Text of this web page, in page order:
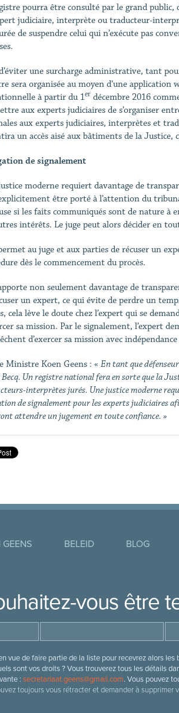
pourra être consulté par le grand
judiciaire, interprète ou traducteur-
de suspendre celui qui n’exécute pas
une surcharge administrative, tant
sera organisée au moyen d’une
à partir du 1erdécembre 2016
aux experts judiciaires de s’organiser
aux experts judiciaires, interprètes et
un accès aisé aux bâtiments de la
de signalement
moderne requiert davantage de
être porté à l’attention du
si les faits communiqués sont de nature
intérêts. Le juge peut alors décider en
au juge et aux parties de récuser un
dès le commencement du procès.
non seulement davantage de
un expert, ce qui évite de perdre un
cela lève le doute chez l’expert qui se
sa mission. Par le signalement, l’expert
d’exercer sa mission avec
Ministre Koen Geens : « En tant que
Becq. Un registre national fera en sorte que la
interprètes jurés. Une justice moderne
de signalement pour les experts judiciaires
attendre un jugement en toute confiance. »
BELEID BLOG
vous être
vue de faire partie de la liste pour recevrez alors
sont vos droits ? Vous trouverez tous les détails
: secretariaat.geens@gmail.com. Vous pouvez
toujours vous rétracter et demander à supprimer